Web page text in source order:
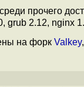
прочего
grub 2.12, nginx
на форк Valkey